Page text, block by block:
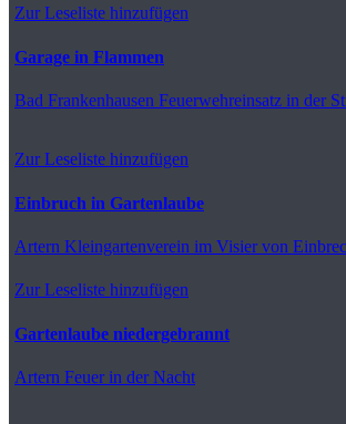
Zur Leseliste hinzufügen
Garage in Flammen
Bad Frankenhausen Feuerwehreinsatz in der
Zur Leseliste hinzufügen
Einbruch in Gartenlaube
Artern Kleingartenverein im Visier von
Zur Leseliste hinzufügen
Gartenlaube niedergebrannt
Artern Feuer in der Nacht